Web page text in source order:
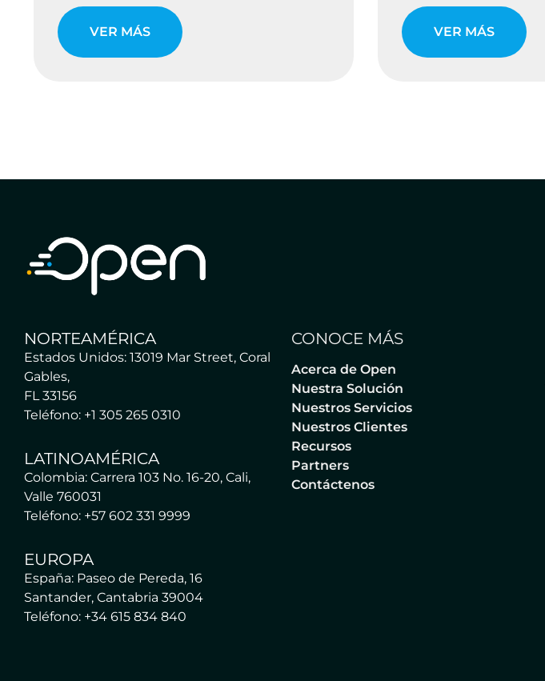
VER MÁS VER MÁS
NORTEAMÉRICA
Estados Unidos: 13019 Mar Street, Coral
Gables,
FL 33156
Teléfono: +1 305 265 0310
LATINOAMÉRICA
Colombia: Carrera 103 No. 16-20, Cali,
Valle 760031
Teléfono: +57 602 331 9999
EUROPA
España: Paseo de Pereda, 16
Santander, Cantabria 39004
Teléfono: +34 615 834 840
CONOCE MÁS
Acerca de Open
Nuestra Solución
Nuestros Servicios
Nuestros Clientes
Recursos
Partners
Contáctenos